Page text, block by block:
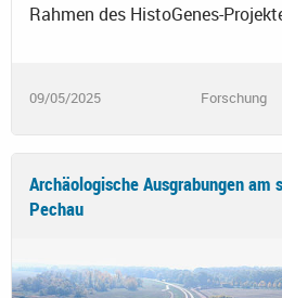
Rahmen des HistoGenes-
09/05/2025 Forschung
Archäologische Ausgrabungen am
Pechau